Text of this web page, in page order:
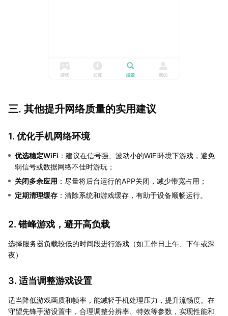
三. 其他提升网络质量的实用建议
1. 优化手机网络环境
优选稳定WiFi ：建议在信号强、波动小的WiFi环境下游戏，避免
弱信号或数据网络不佳时游玩；
关闭多余应用 ：尽量将后台运行的APP关闭，减少带宽占用；
定期清理缓存 ：清除系统和游戏缓存，有助于设备顺畅运行。
2. 错峰游戏，避开高负载
选择服务器负载较低的时间段进行游戏（如工作日上午、下午或深
夜）
3. 适当调整游戏设置
适当降低游戏画质和帧率，能减轻手机处理压力，提升流畅度。在
守望先锋手游设置中，合理调整分辨率、特效等参数，实现性能和